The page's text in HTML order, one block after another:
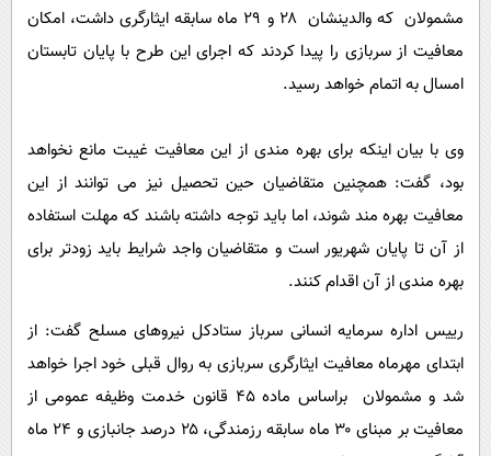
سرگرمی
فناوری
سلامت
فرهنگی
اجتماعی
حیات وحش
سیاست خارجی
روانشناسی
مشمولان که والدینشان ۲۸ و ۲۹ ماه سابقه ایثارگری داشت، امکان
معافیت از سربازی را پیدا کردند که اجرای این طرح با پایان تابستان
امسال به اتمام خواهد رسید.
وی با بیان اینکه برای بهره مندی از این معافیت غیبت مانع نخواهد
بود، گفت: همچنین متقاضیان حین تحصیل نیز می توانند از این
معافیت بهره مند شوند، اما باید توجه داشته باشند که مهلت استفاده
از آن تا پایان شهریور است و متقاضیان واجد شرایط باید زودتر برای
بهره مندی از آن اقدام کنند.
رییس اداره سرمایه انسانی سرباز ستادکل نیروهای مسلح گفت: از
ابتدای مهرماه معافیت ایثارگری سربازی به روال قبلی خود اجرا خواهد
شد و مشمولان براساس ماده ۴۵ قانون خدمت وظیفه عمومی از
معافیت بر مبنای ۳۰ ماه سابقه رزمندگی، ۲۵ درصد جانبازی و ۲۴ ماه